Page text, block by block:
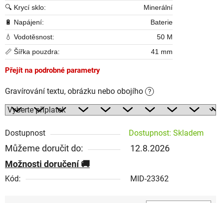
🔍 Krycí sklo:
Minerální
🔋 Napájení:
Baterie
💧 Vodotěsnost:
50 M
📏 Šířka pouzdra:
41 mm
Přejít na podrobné parametry
Gravírování textu, obrázku nebo obojího ?
Dostupnost Dostupnost: Skladem
Můžeme doručit do:
12.8.2026
Možnosti doručení
Kód: MID-23362